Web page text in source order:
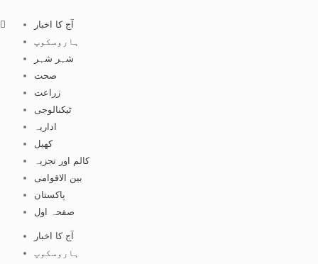
آج کا اخبار
ہاروسکوپ
شہر شہر
صحت
زراعت
ٹیکنالوجی
اداریہ
کھیل
کالم اور تجزیہ
بین الاقوامی
پاکستان
صفحہ اول
آج کا اخبار
ہاروسکوپ